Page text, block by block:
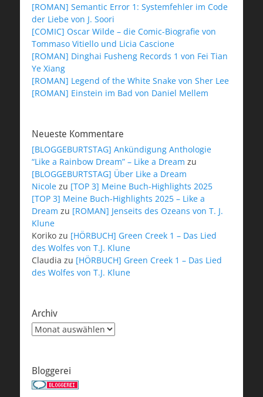
[ROMAN] Semantic Error 1: Systemfehler im Code
der Liebe von J. Soori
[COMIC] Oscar Wilde – die Comic-Biografie von
Tommaso Vitiello und Licia Cascione
[ROMAN] Dinghai Fusheng Records 1 von Fei Tian
Ye Xiang
[ROMAN] Legend of the White Snake von Sher Lee
[ROMAN] Einstein im Bad von Daniel Mellem
Neueste Kommentare
[BLOGGEBURTSTAG] Ankündigung Anthologie
“Like a Rainbow Dream” – Like a Dream zu
[BLOGGEBURTSTAG] Über Like a Dream
Nicole zu [TOP 3] Meine Buch-Highlights 2025
[TOP 3] Meine Buch-Highlights 2025 – Like a
Dream zu [ROMAN] Jenseits des Ozeans von T. J.
Klune
Koriko zu [HÖRBUCH] Green Creek 1 – Das Lied
des Wolfes von T.J. Klune
Claudia zu [HÖRBUCH] Green Creek 1 – Das Lied
des Wolfes von T.J. Klune
Archiv
Archiv
Bloggerei